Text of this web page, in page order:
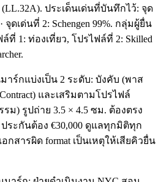
(LL.32A). ประเด็นเด่นที่บันทึกไว้: จุด
จุดเด่นที่ 2: Schengen 99%. กลุ่มผู้ยื่น
ล์ที่ 1: ท่องเที่ยว, โปรไฟล์ที่ 2: Skilled
าร์กแบ่งเป็น 2 ระดับ: บังคับ (พาส
และเสริมตามโปรไฟล์
ม) รูปถ่าย 3.5 × 4.5 ซม. ต้องตรง
ระกันต้อง €30,000 ดูแลทุกมิติทุก
กสารผิด format เป็นเหตุให้เสียคิวยื่น